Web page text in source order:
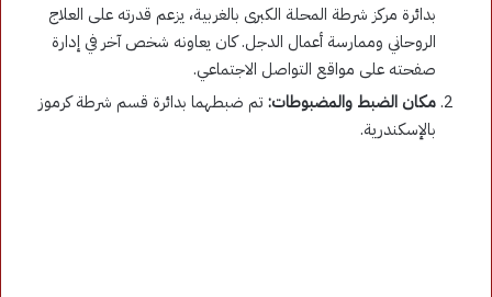
بدائرة مركز شرطة المحلة الكبرى بالغربية، يزعم قدرته على العلاج
الروحاني وممارسة أعمال الدجل. كان يعاونه شخص آخر في إدارة
صفحته على مواقع التواصل الاجتماعي.
مكان الضبط والمضبوطات: تم ضبطهما بدائرة قسم شرطة كرموز
بالإسكندرية.